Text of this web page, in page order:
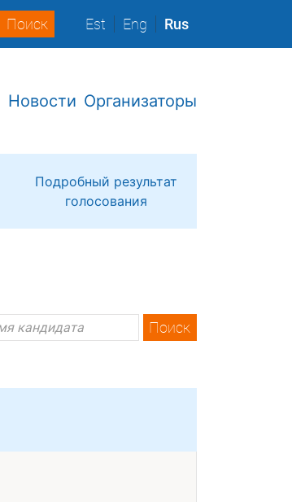
Est Eng Rus
Новости Организаторы
Подробный результат
голосования
Поиск